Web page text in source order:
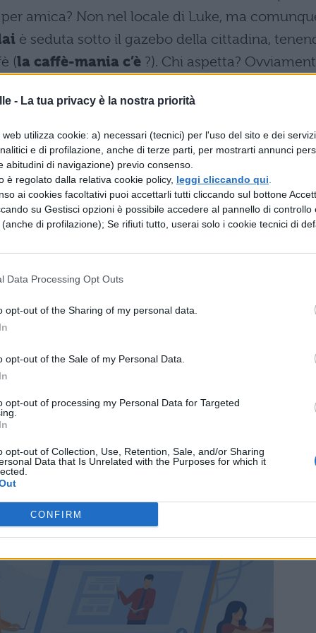
- La tua privacy è la nostra priorità
utilizza cookie: a) necessari (tecnici) per l'uso del sito e dei
e di profilazione, anche di terze parti, per mostrarti annunci
abitudini di navigazione) previo consenso.
è regolato dalla relativa cookie policy, leggi cliccando qui
ai cookies facoltativi puoi accettarli tutti cliccando sul bottone
su Gestisci opzioni è possibile accedere al pannello di controllo
di profilazione); Se rifiuti tutto, userai solo i cookie tecnici di
Data Processing Opt Outs
opt-out of the Sharing of my personal data.
opt-out of the Sale of my Personal Data.
opt-out of processing my Personal Data for Targeted
opt-out of Collection, Use, Retention, Sale, and/or Sharing
Data that Is Unrelated with the Purposes for which it
CONFIRM
amica? Non nel locale di Luke, ma
è seduta sotto il gazebo della cittadina,
(la caffè-mania c’è ?). Chi aspetta?
tornata da un viaggio. I saluti tra le due sono
in questa occasione non si smentiscono. La
che la figlia sia incomprensibilmente allegra e
ore in aereo.“Sei stata ammassata in un
da persone con consunzione, difterite,
bambini drogati che attaccano il tuo
Lorelai,“Dovresti essere stanca e
a Dream” con un brutto taglio di capelli
francesi. Invece, sei perfetta. Ammettilo. Sei
tornata con tutto il suo nonsense e la
anche i primi riferimenti alla cultura pop,
Gilmore fa infatti riferimento a un cane da
film con Ben Stiller e Owen Wilson, di cui è